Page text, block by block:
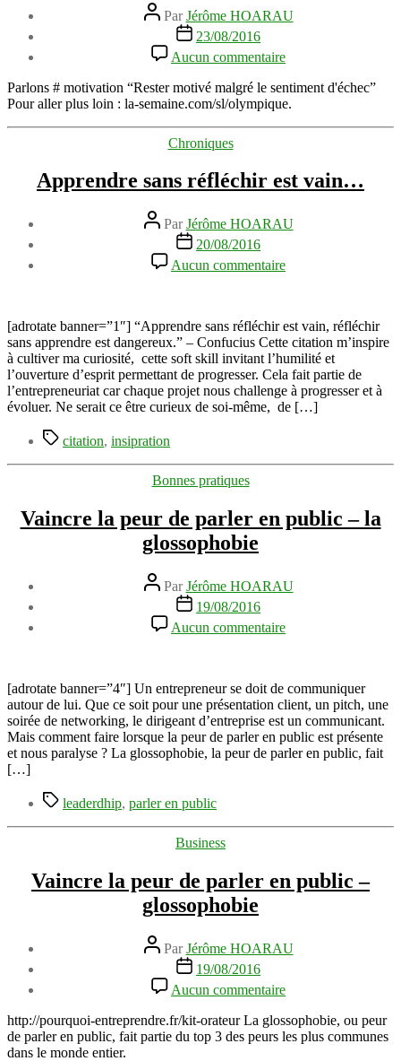
Auteur
de
l’article
ParJérôme HOARAU
Date
l’article
23/08/2016
Aucun commentaire
Rester
motivé
malgré
sentiment
Parlons # motivation “Rester motivé malgré le sentiment d'échec”
Pour aller plus loin : la-semaine.com/sl/olympique.
Catégories
Chroniques
Apprendre sans réfléchir est vain…
Auteur
de
l’article
ParJérôme HOARAU
Date
l’article
20/08/2016
Aucun commentaire
Apprendre
est
vain…
[adrotate banner=”1″] “Apprendre sans réfléchir est vain, réfléchir
sans apprendre est dangereux.” – Confucius Cette citation m’inspire
à cultiver ma curiosité, cette soft skill invitant l’humilité et
l’ouverture d’esprit permettant de progresser. Cela fait partie de
l’entrepreneuriat car chaque projet nous challenge à progresser et à
évoluer. Ne serait ce être curieux de soi-même, de […]
Étiquettes
citation, insipration
Catégories
Bonnes pratiques
Vaincre la peur de parler en public – la
glossophobie
Auteur
de
l’article
ParJérôme HOARAU
Date
l’article
19/08/2016
Aucun commentaire
Vaincre
de
parler
en
public
–
[adrotate banner=”4″] Un entrepreneur se doit de communiquer
autour de lui. Que ce soit pour une présentation client, un pitch, une
soirée de networking, le dirigeant d’entreprise est un communicant.
Mais comment faire lorsque la peur de parler en public est présente
et nous paralyse ? La glossophobie, la peur de parler en public, fait
[…]
Étiquettes
leaderdhip, parler en public
Catégories
Business
Vaincre la peur de parler en public –
glossophobie
Auteur
de
l’article
ParJérôme HOARAU
Date
l’article
19/08/2016
Aucun commentaire
Vaincre
la
peur
http://pourquoi-entreprendre.fr/kit-orateur La glossophobie, ou peur
de parler en public, fait partie du top 3 des peurs les plus communes
dans le monde entier.